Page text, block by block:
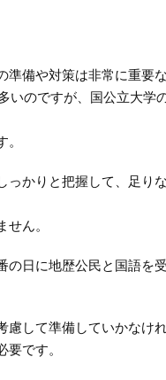
備や対策は非常に重要
いのですが、国公立大学
かりと把握して、足り
ん。
日に地歴公民と国語を
して準備していかなけ
です。